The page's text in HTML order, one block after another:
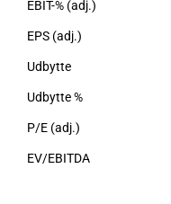
EBIT-% (adj.)
EPS (adj.)
Udbytte
Udbytte %
P/E (adj.)
EV/EBITDA